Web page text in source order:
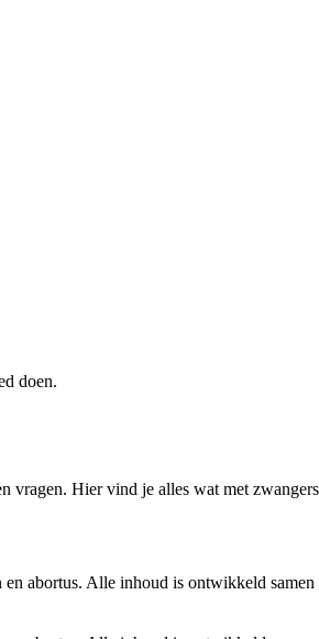
doen.
vragen. Hier vind je alles wat met
abortus. Alle inhoud is ontwikkeld samen